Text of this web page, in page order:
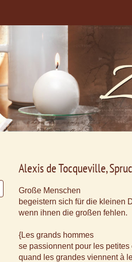
Alexis de Tocqueville,
Große Menschen
begeistern sich für die kleinen
wenn ihnen die großen fehlen.
{Les grands hommes
se passionnent pour les petites
quand les grandes viennent à